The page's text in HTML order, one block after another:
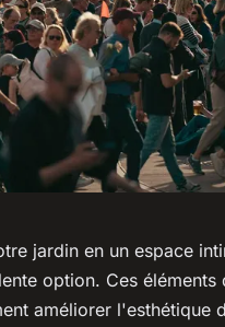
jardin en un espace
option. Ces
améliorer l'esthétique